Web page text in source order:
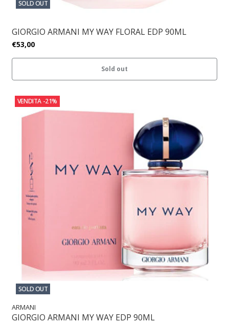
SOLD OUT
GIORGIO ARMANI MY WAY FLORAL EDP 90ML
€53,00
Sold out
VENDITA -21%
SOLD OUT
ARMANI
GIORGIO ARMANI MY WAY EDP 90ML